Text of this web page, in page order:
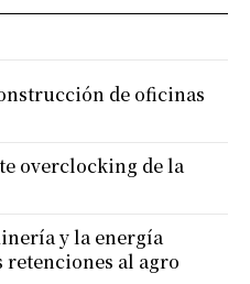
de oficinas
overclocking de la
y la energía
al agro